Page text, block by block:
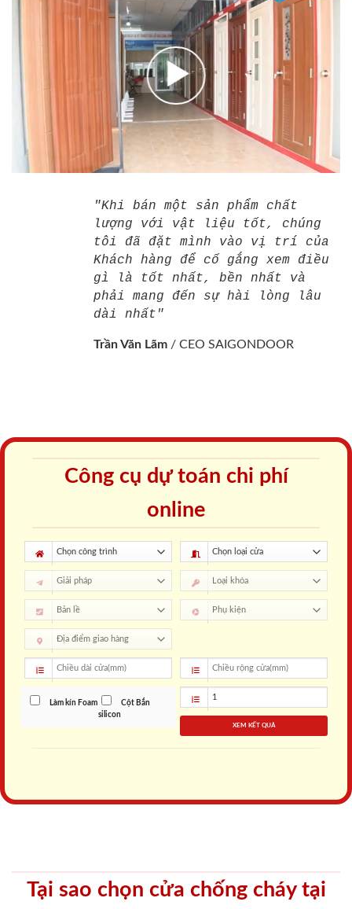
"Khi bán một sản phẩm chất
lượng với vật liệu tốt, chúng
tôi đã đặt mình vào vị trí của
Khách hàng để cố gắng xem điều
gì là tốt nhất, bền nhất và
phải mang đến sự hài lòng lâu
dài nhất"
Trần Văn Lãm / CEO SAIGONDOOR
Công cụ dự toán chi phí
online
Làm kín Foam
Cột Bắn
silicon
XEM KẾT QUẢ
Tại sao chọn cửa chống cháy tại